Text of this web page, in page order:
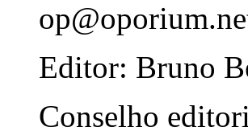
Editor: Bruno
Conselho